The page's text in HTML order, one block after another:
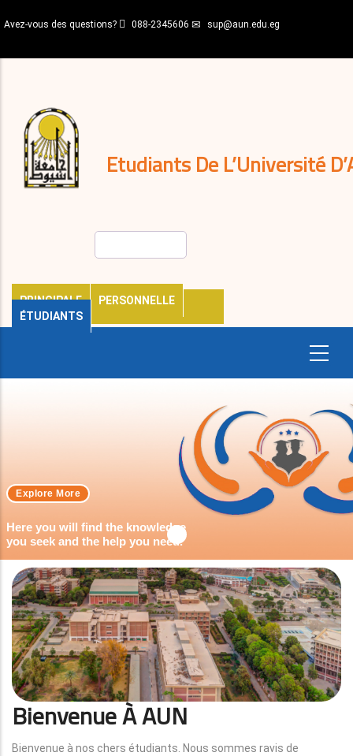
au
principal
Avez-vous des questions? 088-2345606 sup@aun.edu.eg
Etudiants De L’Université
PRINCIPALE
PERSONNELLE
ÉTUDIANTS
décisions
Expatriés
Journal
Here you will find the knowledge
you seek and the help you need.
Explore More
Bienvenue À AUN
Bienvenue à nos chers étudiants. Nous sommes ravis de